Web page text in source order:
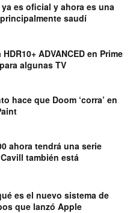
es oficial y ahora es una
saudí
ADVANCED en Prime
algunas TV
hace que Doom ‘corra’ en
ahora tendrá una serie
también está
es el nuevo sistema de
que lanzó Apple